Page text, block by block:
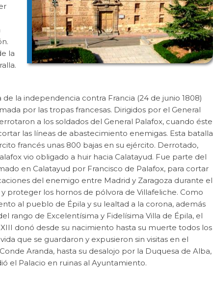
la
de la independencia contra Francia (24 de junio 1808)
por las tropas francesas. Dirigidos por el General
a los soldados del General Palafox, cuando éste
las líneas de abastecimiento enemigas. Esta batalla
francés unas 800 bajas en su ejército. Derrotado,
vio obligado a huir hacia Calatayud. Fue parte del
en Calatayud por Francisco de Palafox, para cortar
del enemigo entre Madrid y Zaragoza durante el
proteger los hornos de pólvora de Villafeliche. Como
al pueblo de Épila y su lealtad a la corona, además
rango de Excelentísima y Fidelísima Villa de Épila, el
donó desde su nacimiento hasta su muerte todos los
que se guardaron y expusieron sin visitas en el
Aranda, hasta su desalojo por la Duquesa de Alba,
el Palacio en ruinas al Ayuntamiento.